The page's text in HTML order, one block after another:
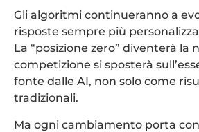
Gli algoritmi continueranno a
risposte sempre più
La “posizione zero” diventerà la
competizione si sposterà
fonte dalle AI, non solo come
tradizionali.
Ma ogni cambiamento porta